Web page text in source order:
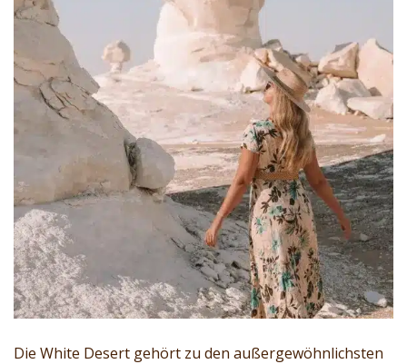
Die White Desert gehört zu den außergewöhnlichsten